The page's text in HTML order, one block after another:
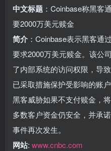
中文标题 ：Coinbase称黑客
要2000万美元赎金
简介 ：Coinbase表示黑客通
要求2000万美元赎金。该公
了内部系统的访问权限，导
已采取措施保护受影响的账
黑客威胁如果不支付赎金，
多数客户资金仍安全，并承
事件再次发生。
网站: www.cnbc.com